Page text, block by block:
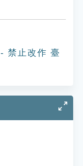
禁止改作 臺